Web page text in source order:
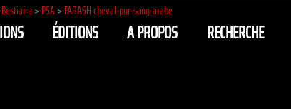
Bestiaire>PSA>FARASH cheval-pur-sang-arabe
ÉDITIONS A PROPOS RECHERCHE